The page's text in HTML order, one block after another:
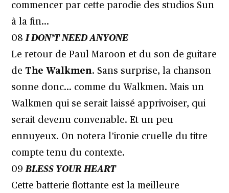
commencer par cette parodie des studios Sun
à la fin…
08 I DON’T NEED ANYONE
Le retour de Paul Maroon et du son de guitare
de The Walkmen. Sans surprise, la chanson
sonne donc… comme du Walkmen. Mais un
Walkmen qui se serait laissé apprivoiser, qui
serait devenu convenable. Et un peu
ennuyeux. On notera l’ironie cruelle du titre
compte tenu du contexte.
09 BLESS YOUR HEART
Cette batterie flottante est la meilleure